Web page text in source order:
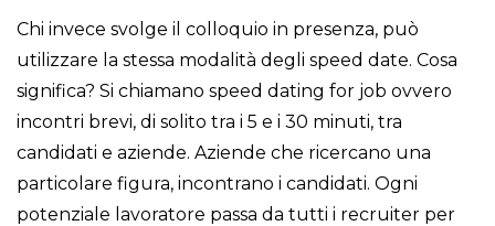
Chi invece svolge il colloquio in presenza, può
utilizzare la stessa modalità degli speed date. Cosa
significa? Si chiamano speed dating for job ovvero
incontri brevi, di solito tra i 5 e i 30 minuti, tra
candidati e aziende. Aziende che ricercano una
particolare figura, incontrano i candidati. Ogni
potenziale lavoratore passa da tutti i recruiter per